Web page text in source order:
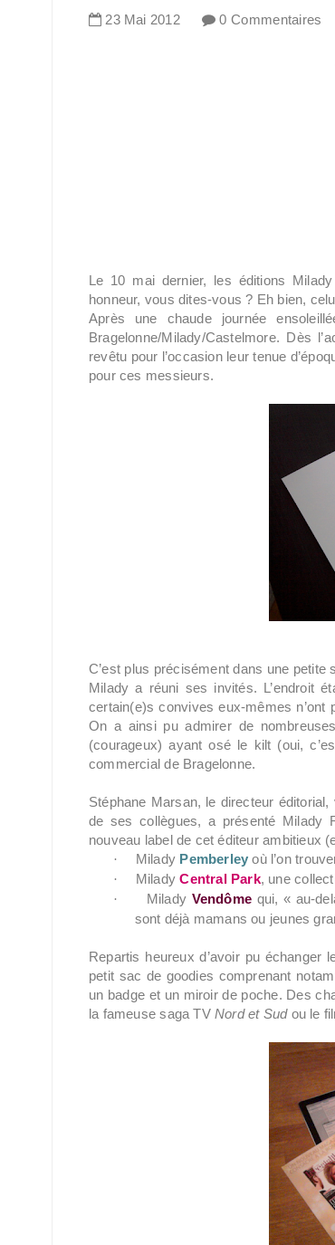
23 Mai 2012 0 Commentaires
Le 10 mai dernier, les éditions
honneur, vous dites-vous ? Eh bien,
Après une chaude journée
Bragelonne/Milady/Castelmore. Dès
revêtu pour l’occasion leur tenue
pour ces messieurs.
C’est plus précisément dans une petite
Milady a réuni ses invités. L’endroit
certain(e)s convives eux-mêmes
On a ainsi pu admirer de
(courageux) ayant osé le kilt (oui,
commercial de Bragelonne.
Stéphane Marsan, le directeur
de ses collègues, a présenté Milady
nouveau label de cet éditeur ambitieux
· Milady Pemberley où l’on
· MiladyCentral Park, une
· Milady Vendômequi, « au-
sont déjà mamans ou jeunes
Repartis heureux d’avoir pu
petit sac de goodies comprenant
un badge et un miroir de poche. Des
la fameuse saga TV Nord et Sudou le